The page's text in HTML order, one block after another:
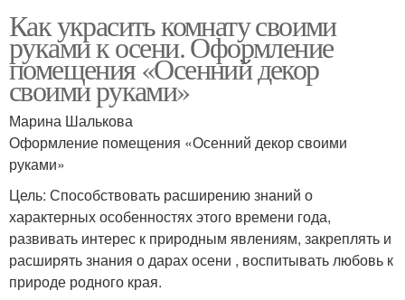
Как украсить комнату своими
руками к осени. Оформление
помещения «Осенний декор
своими руками»
Марина Шалькова
Оформление помещения «Осенний декор своими
руками»
Цель: Способствовать расширению знаний о
характерных особенностях этого времени года,
развивать интерес к природным явлениям, закреплять и
расширять знания о дарах осени , воспитывать любовь к
природе родного края.